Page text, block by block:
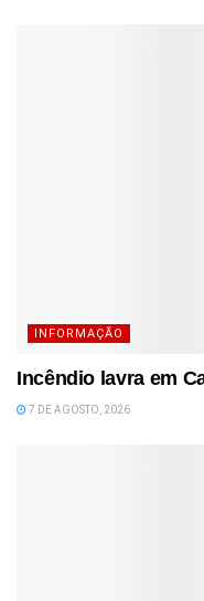
INFORMAÇÃO
Incêndio lavra em
7 DE AGOSTO, 2026